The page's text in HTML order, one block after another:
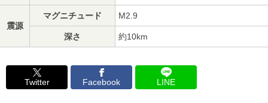
震源
マグニチュード M2.9
深さ 約10km
Twitter Facebook LINE